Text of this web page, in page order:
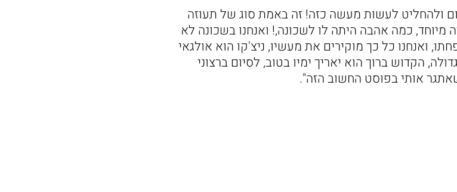
ולהחליט לעשות מעשה כזה! זה באמת סוג של תעוזה
כמה אהבה היתה לו לשכונה,! ואנחנו בשכונה לא
ואנחנו כל כך מוקירים את מעשיו, ניצ'קו הוא אולגאי
הקדוש ברוך הוא יאריך ימיו בטוב, לסיום ברצוני
אותי בפוסט החשוב הזה".